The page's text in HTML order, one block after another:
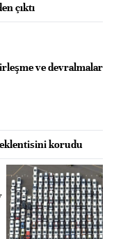
çıktı
ve devralmalar
korudu